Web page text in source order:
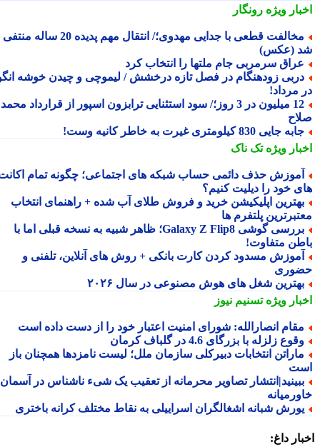
ویژهرونگار
مخالفت قطعی با جدایی مهدوی؛/ انتقال مهم پدیده 20 ساله منتفی
(عکس)
سرمربی جام ملتها را انتخاب کرد
زودهنگام در فصل تازه درخشش / لیموچی و چیدن خوشه انگور
مرداد!
12 میلیون در 3 روز؛/ سود استثنایی ترابزون اسپور از قرارداد محمد
جایی 830 کیلومتری غیرت به خاطر کانیه وست!
ویژهتک ناک
حذف دائمی حساب شبکه های اجتماعی؛ چگونه تمام اکانت
خود را دیلیت کنیم؟
اپلیکیشن خرید و فروش طلای آب شده + راهنمای انتخاب
پلتفرم ها
بررسی گوشی Galaxy Z Flip8؛ ظاهر شبیه به نسخه قبلی اما با
متفاوت!
مسدود کردن کارت بانکی + روش های آنلاین، تلفنی و
شغل های هوش مصنوعی در سال ۲۰۲۶
ویژهتسنیم نیوز
انصارالله: شورای امنیت اعتبار خود را از دست داده است
زلزله با بزرگای 4.6 در گلباف کرمان
انتخابات دبیرکلی سازمان ملل؛ لیست نامزدها همچنان باز
تصاویر محرمانه از تعقیب یک شیء ناشناس در آسمان
شبانه اشغالگران اسراییلی به نقاط مختلف کرانه باختری
داغ: